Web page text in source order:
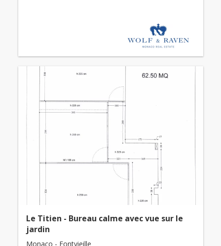
Le Titien - Bureau calme avec vue sur le
jardin
Monaco - Fontvieille